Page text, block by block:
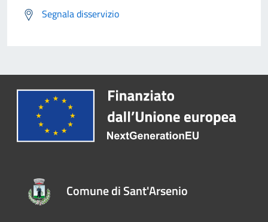
Segnala disservizio
Comune di Sant'Arsenio